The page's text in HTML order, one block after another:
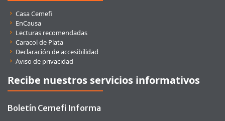
Enlaces rápidos
Casa Cemefi
EnCausa
Lecturas recomendadas
Caracol de Plata
Declaración de accesibilidad
Aviso de privacidad
Recibe nuestros servicios informativos
Boletín Cemefi Informa